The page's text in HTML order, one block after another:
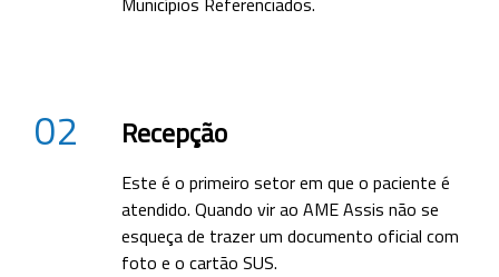
02 Recepção
Este é o primeiro setor em que o paciente é
atendido. Quando vir ao AME Assis não se
esqueça de trazer um documento oficial com
foto e o cartão SUS.